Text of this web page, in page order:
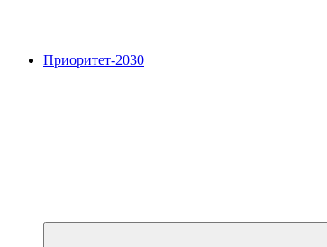
Приоритет-2030